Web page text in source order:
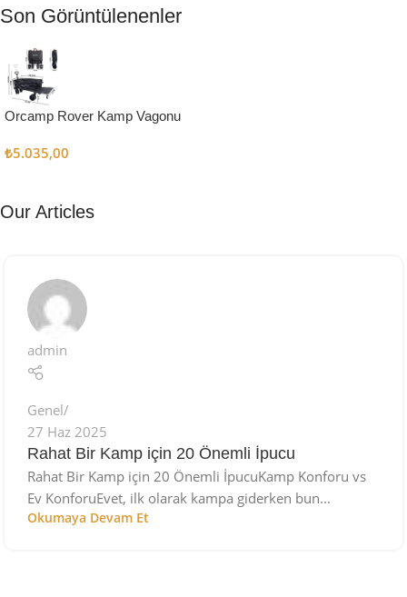
Muftağı
Kampçı
Şefler İçin
Keşfet
Son Görüntülenenler
Orcamp Rover Kamp Vagonu
₺5.035,00
Our Articles
admin
Genel
27 Haz 2025
Rahat Bir Kamp için 20 Önemli İpucu
Rahat Bir Kamp için 20 Önemli İpucuKamp Konforu vs
Ev KonforuEvet, ilk olarak kampa giderken bun...
Okumaya Devam Et